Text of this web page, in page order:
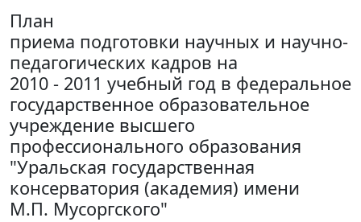
План
приема подготовки научных и научно-
педагогических кадров на
2010 - 2011 учебный год в федеральное
государственное образовательное
учреждение высшего
профессионального образования
"Уральская государственная
консерватория (академия) имени
М.П. Мусоргского"